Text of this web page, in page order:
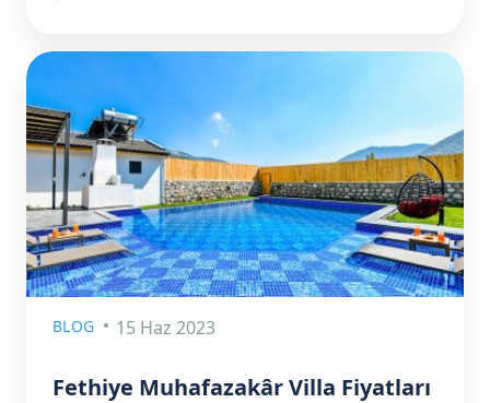
BLOG 15 Haz 2023
Fethiye Muhafazakâr Villa Fiyatları